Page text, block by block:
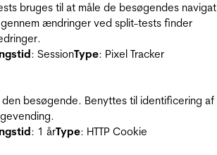
bruges til at måle de besøgendes
ændringer ved split-tests finder
: SessionType: Pixel Tracker
besøgende. Benyttes til identificering af
: 1 årType: HTTP Cookie